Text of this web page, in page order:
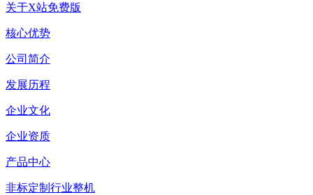
关于X站免费版
核心优势
公司简介
发展历程
企业文化
企业资质
产品中心
非标定制行业整机